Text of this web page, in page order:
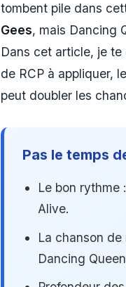
tombent pile dans
Gees, mais Dancing
Dans cet article, je
de RCP à appliquer,
peut doubler les
Pas le temps
Le bon rythme :
Alive.
La chanson
Dancing